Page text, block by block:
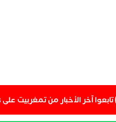
تابعوا آخر الأخبار من تمغربيت على Google News